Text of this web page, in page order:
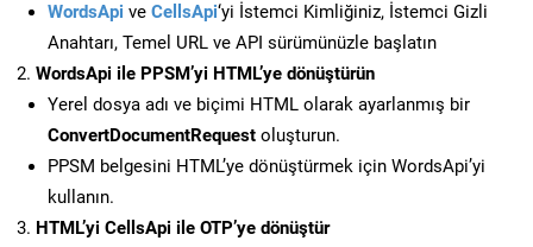
WordsApi ve CellsApi‘yi İstemci Kimliğiniz, İstemci Gizli
Anahtarı, Temel URL ve API sürümünüzle başlatın
WordsApi ile PPSM’yi HTML’ye dönüştürün
Yerel dosya adı ve biçimi HTML olarak ayarlanmış bir
ConvertDocumentRequest oluşturun.
PPSM belgesini HTML’ye dönüştürmek için WordsApi’yi
kullanın.
HTML’yi CellsApi ile OTP’ye dönüştür